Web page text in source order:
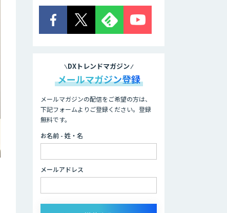
LINE WORKS
生成AIコンタクト
センター
「HARMONY」
RICOH 受領納品書
invox受取請求書
DXトレンドマガジン
メールマガジン登録
メールマガジンの配信をご希望の方は、
下記フォームよりご登録ください。登録
無料です。
お名前 - 姓・名
メールアドレス